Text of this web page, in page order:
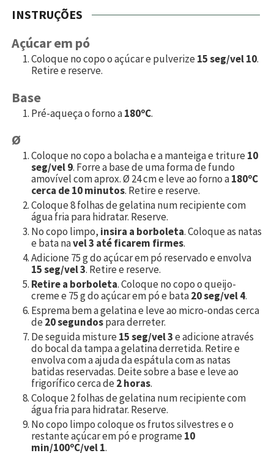
INSTRUÇÕES
Açúcar em pó
Coloque no copo o açúcar e pulverize15 seg/vel 10.
Retire e reserve.
Base
Pré-aqueça o forno a180ºC.
Ø
Coloque no copo a bolacha e a manteiga e triture10
seg/vel 9. Forre a base de uma forma de fundo
amovível com aprox. Ø 24 cm e leve ao forno a180ºC
cerca de 10 minutos. Retire e reserve.
Coloque 8 folhas de gelatina num recipiente com
água fria para hidratar. Reserve.
No copo limpo, insira a borboleta. Coloque as natas
e bata navel 3 até ficarem firmes.
Adicione75g do açúcar em pó reservado e envolva
15 seg/vel 3. Retire e reserve.
Retire a borboleta. Coloque no copo o queijo-
creme e75g do açúcar em pó e bata20 seg/vel 4.
Esprema bem a gelatina e leve ao micro-ondas cerca
de20 segundospara derreter.
De seguida misture15 seg/vel 3e adicione através
do bocal da tampa a gelatina derretida. Retire e
envolva com a ajuda da espátula com as natas
batidas reservadas. Deite sobre a base e leve ao
frigorífico cerca de2 horas.
Coloque 2 folhas de gelatina num recipiente com
água fria para hidratar. Reserve.
No copo limpo coloque os frutos silvestres e o
restante açúcar em pó e programe10
min/100ºC/vel 1.